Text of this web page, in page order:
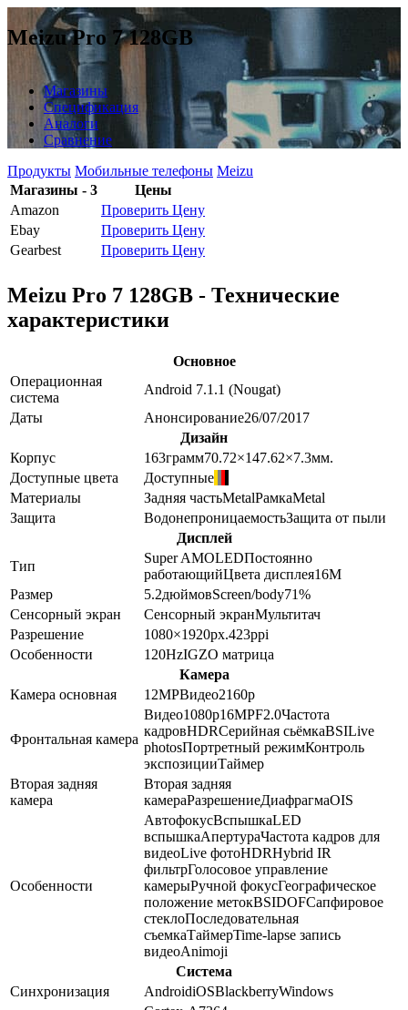
Meizu Pro 7 128GB
Магазины
Спецификация
Аналоги
Сравнение
Продукты Мобильные телефоны Meizu
Магазины - 3
Цены
Amazon
Проверить Цену
Ebay
Проверить Цену
Gearbest
Проверить Цену
Meizu Pro 7 128GB - Технические
характеристики
Основное
Операционная
система
Android 7.1.1 (Nougat)
Даты
Анонсирование26/07/2017
Дизайн
Корпус
163грамм70.72×147.62×7.3мм.
Доступные цвета
Доступные
Материалы
Задняя частьMetalРамкаMetal
Защита
ВодонепроницаемостьЗащита от пыли
Дисплей
Тип
Super AMOLEDПостоянно
работающийЦвета дисплея16M
Размер
5.2дюймовScreen/body71%
Сенсорный экран
Сенсорный экранМультитач
Разрешение
1080×1920px.423ppi
Особенности
120HzIGZO матрица
Камера
Камера основная
12MPВидео2160p
Фронтальная камера
Видео1080p16MPF2.0Частота
кадровHDRСерийная сьёмкаBSILive
photosПортретный режимКонтроль
экспозицииТаймер
Вторая задняя
камера
Вторая задняя
камераРазрешениеДиафрагмаOIS
Особенности
АвтофокусВспышкаLED
вспышкаАпертураЧастота кадров для
видеоLive фотоHDRHybrid IR
фильтрГолосовое управление
камерыРучной фокусГеографическое
положение метокBSIDOFСапфировое
стеклоПоследовательная
съемкаТаймерTime-lapse запись
видеоAnimoji
Система
Синхронизация
AndroidiOSBlackberryWindows